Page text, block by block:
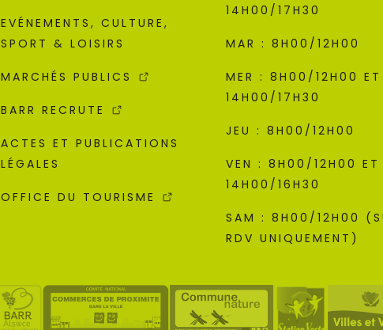
EVÉNEMENTS, CULTURE,
SPORT & LOISIRS
MARCHÉS PUBLICS
BARR RECRUTE
ACTES ET PUBLICATIONS
LÉGALES
OFFICE DU TOURISME
14H00/17H30
MAR : 8H00/12H00
MER : 8H00/12H00 ET
14H00/17H30
JEU : 8H00/12H00
VEN : 8H00/12H00 ET
14H00/16H30
SAM : 8H00/12H00
RDV UNIQUEMENT)